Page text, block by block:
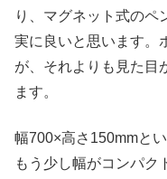
り、マグネット式のペ
実に良いと思います。
が、それよりも見た目
ます。
幅700×高さ150mmと
もう少し幅がコンパク